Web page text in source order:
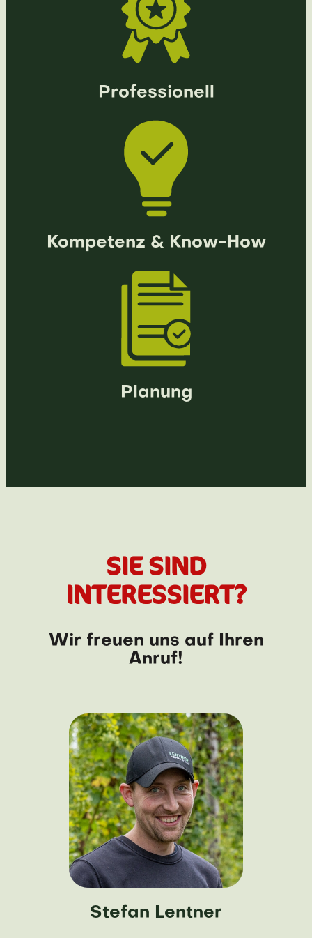
Professionell
Kompetenz & Know-How
Planung
SIE SIND
INTERESSIERT?
Wir freuen uns auf Ihren
Anruf!
Stefan Lentner